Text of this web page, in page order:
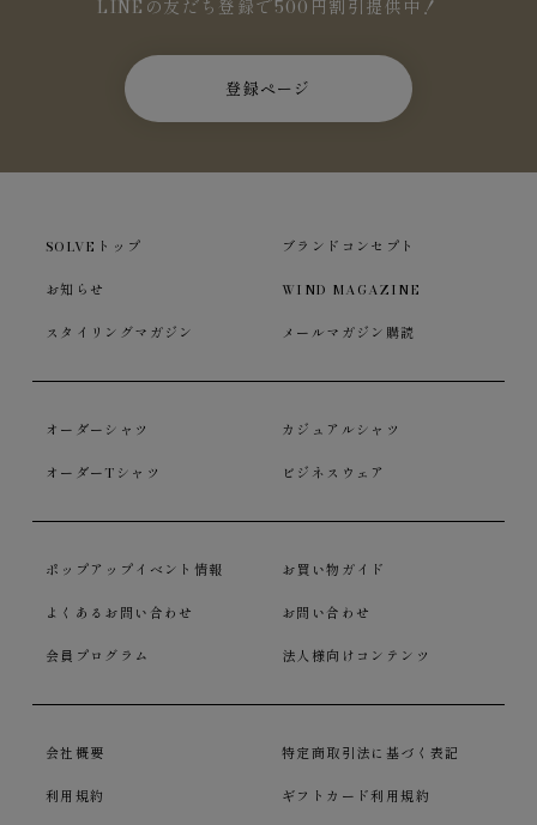
LINEの友だち登録で500円割引提供中！
登録ページ
SOLVEトップ ブランドコンセプト
お知らせ WIND MAGAZINE
スタイリングマガジン メールマガジン購読
オーダーシャツ カジュアルシャツ
オーダーTシャツ ビジネスウェア
ポップアップイベント情報 お買い物ガイド
よくあるお問い合わせ お問い合わせ
会員プログラム 法人様向けコンテンツ
会社概要 特定商取引法に基づく表記
利用規約 ギフトカード利用規約